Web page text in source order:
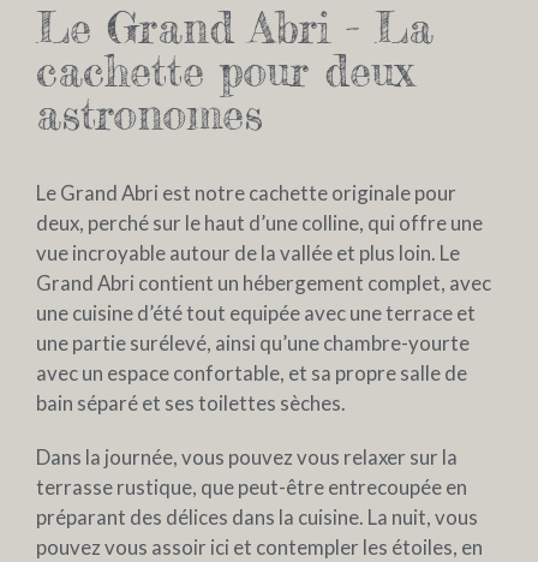
Le Grand Abri - La
cachette pour deux
astronomes
Le Grand Abri est notre cachette originale pour
deux, perché sur le haut d’une colline, qui offre une
vue incroyable autour de la vallée et plus loin. Le
Grand Abri contient un hébergement complet, avec
une cuisine d’été tout equipée avec une terrace et
une partie surélevé, ainsi qu’une chambre-yourte
avec un espace confortable, et sa propre salle de
bain séparé et ses toilettes sèches.
Dans la journée, vous pouvez vous relaxer sur la
terrasse rustique, que peut-être entrecoupée en
préparant des délices dans la cuisine. La nuit, vous
pouvez vous assoir ici et contempler les étoiles, en